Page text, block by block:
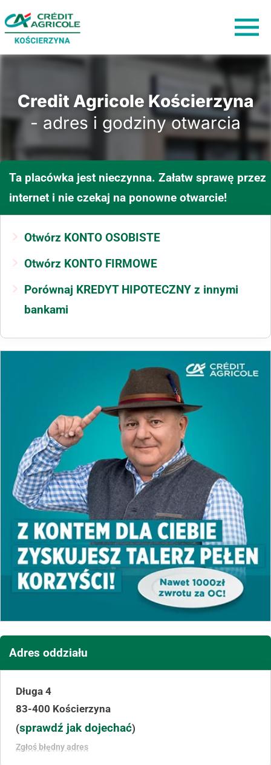
Credit Agricole Kościerzyna
- adres i godziny otwarcia
Ta placówka jest nieczynna. Załatw sprawę przez
internet i nie czekaj na ponowne otwarcie!
Otwórz KONTO OSOBISTE
Otwórz KONTO FIRMOWE
Porównaj KREDYT HIPOTECZNY z innymi
bankami
Adres oddziału
Długa 4
83-400 Kościerzyna
(sprawdź jak dojechać)
Zgłoś błędny adres